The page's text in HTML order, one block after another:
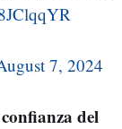
7, 2024
del